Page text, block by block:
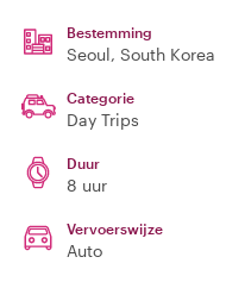
Bestemming
Seoul, South Korea
Categorie
Day Trips
Duur
8 uur
Vervoerswijze
Auto